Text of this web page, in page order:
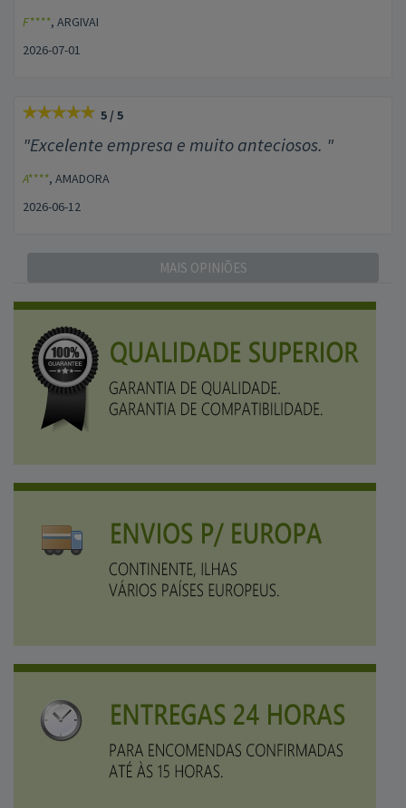
F****, ARGIVAI
2026-07-01
5 / 5
"Excelente empresa e muito anteciosos. "
A****, AMADORA
2026-06-12
MAIS OPINIÕES